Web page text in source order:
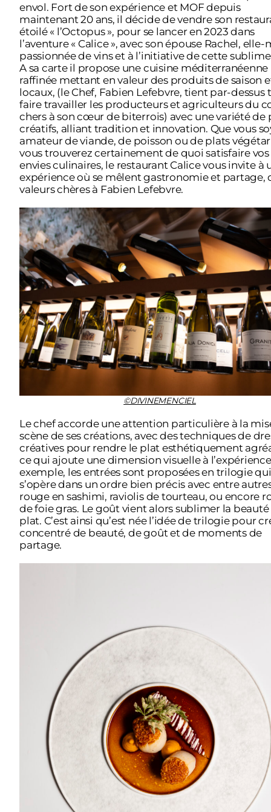
envol. Fort de son expérience et MOF depuis
maintenant 20 ans, il décide de vendre son
étoilé « l’Octopus », pour se lancer en 2023 dans
l’aventure « Calice », avec son épouse Rachel, elle-
passionnée de vins et à l’initiative de cette
A sa carte il propose une cuisine méditerranéenne
raffinée mettant en valeur des produits de saison
locaux, (le Chef, Fabien Lefebvre, tient par-dessus
faire travailler les producteurs et agriculteurs du
chers à son cœur de biterrois) avec une variété de
créatifs, alliant tradition et innovation. Que vous
amateur de viande, de poisson ou de plats
vous trouverez certainement de quoi satisfaire vos
envies culinaires, le restaurant Calice vous invite à
expérience où se mêlent gastronomie et partage,
valeurs chères à Fabien Lefebvre.
©DIVINEMENCIEL
Le chef accorde une attention particulière à la
scène de ses créations, avec des techniques de
créatives pour rendre le plat esthétiquement
ce qui ajoute une dimension visuelle à
exemple, les entrées sont proposées en trilogie qui
s’opère dans un ordre bien précis avec entre
rouge en sashimi, raviolis de tourteau, ou encore
de foie gras. Le goût vient alors sublimer la
plat. C’est ainsi qu’est née l’idée de trilogie pour
concentré de beauté, de goût et de moments de
partage.